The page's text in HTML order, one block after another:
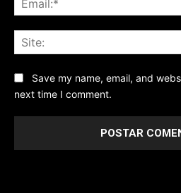
Save my name, email, and
next time I comment.